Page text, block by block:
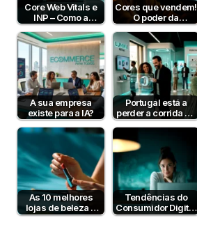
Core Web Vitals e
INP – Como a
Velocidade e
Interatividade do…
Cores que vendem!
O poder da
psicologia da cor
para aumentar…
A sua empresa
existe para a IA?
Portugal está a
perder a corrida da
IA no e-commerce
As 10 melhores
lojas de beleza e
cosmética online
Tendências do
Consumidor Digital
em Portugal 2025: